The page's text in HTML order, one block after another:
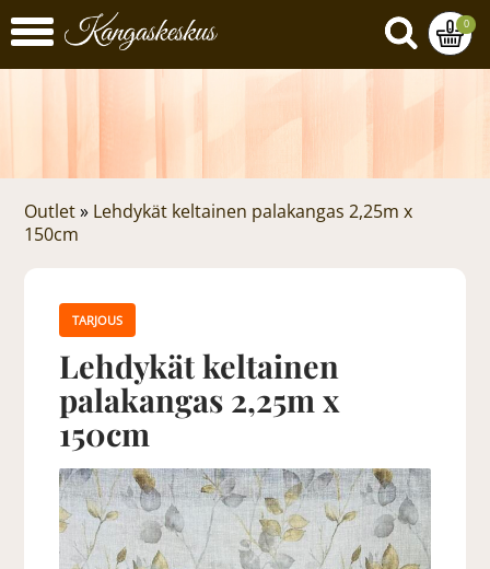
0
Outlet » Lehdykät keltainen palakangas 2,25m x
150cm
TARJOUS
Lehdykät keltainen
palakangas 2,25m x
150cm